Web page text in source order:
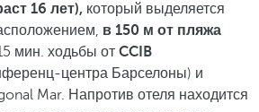
16 лет), который выделяется
в 150 м от пляжа
мин. ходьбы от CCIB
центра Барселоны) и
Mar. Напротив отеля находится